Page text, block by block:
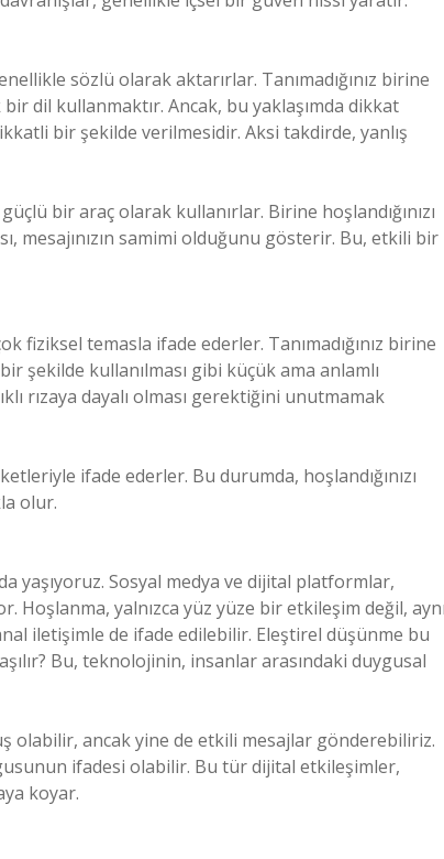
sözlü olarak aktarırlar. Tanımadığınız birine
bir dil kullanmaktır. Ancak, bu yaklaşımda dikkat
bir şekilde verilmesidir. Aksi takdirde, yanlış
bir araç olarak kullanırlar. Birine hoşlandığınızı
mesajınızın samimi olduğunu gösterir. Bu, etkili bir
fiziksel temasla ifade ederler. Tanımadığınız birine
şekilde kullanılması gibi küçük ama anlamlı
rızaya dayalı olması gerektiğini unutmamak
ifade ederler. Bu durumda, hoşlandığınızı
olur.
yaşıyoruz. Sosyal medya ve dijital platformlar,
yalnızca yüz yüze bir etkileşim değil,
iletişimle de ifade edilebilir. Eleştirel düşünme bu
Bu, teknolojinin, insanlar arasındaki duygusal
ancak yine de etkili mesajlar gönderebiliriz.
ifadesi olabilir. Bu tür dijital etkileşimler,
koyar.